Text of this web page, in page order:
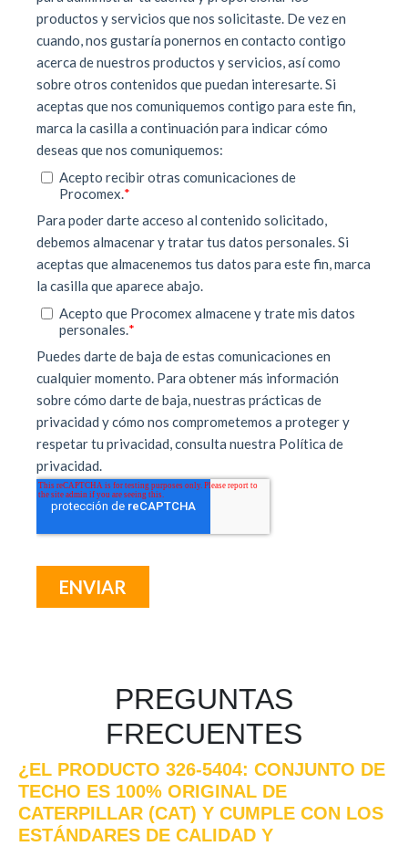
PREGUNTAS
FRECUENTES
¿EL PRODUCTO 326-5404: CONJUNTO DE
TECHO ES 100% ORIGINAL DE
CATERPILLAR (CAT) Y CUMPLE CON LOS
ESTÁNDARES DE CALIDAD Y